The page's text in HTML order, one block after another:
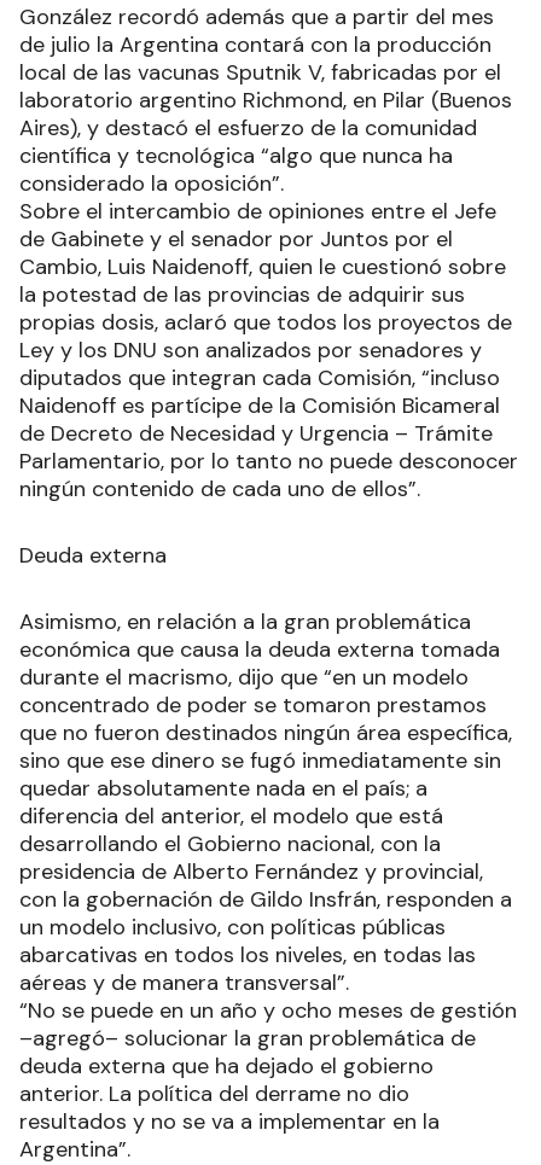
González recordó además que a partir del mes
de julio la Argentina contará con la producción
local de las vacunas Sputnik V, fabricadas por el
laboratorio argentino Richmond, en Pilar (Buenos
Aires), y destacó el esfuerzo de la comunidad
científica y tecnológica “algo que nunca ha
considerado la oposición”.
Sobre el intercambio de opiniones entre el Jefe
de Gabinete y el senador por Juntos por el
Cambio, Luis Naidenoff, quien le cuestionó sobre
la potestad de las provincias de adquirir sus
propias dosis, aclaró que todos los proyectos de
Ley y los DNU son analizados por senadores y
diputados que integran cada Comisión, “incluso
Naidenoff es partícipe de la Comisión Bicameral
de Decreto de Necesidad y Urgencia – Trámite
Parlamentario, por lo tanto no puede desconocer
ningún contenido de cada uno de ellos”.
Deuda externa
Asimismo, en relación a la gran problemática
económica que causa la deuda externa tomada
durante el macrismo, dijo que “en un modelo
concentrado de poder se tomaron prestamos
que no fueron destinados ningún área específica,
sino que ese dinero se fugó inmediatamente sin
quedar absolutamente nada en el país; a
diferencia del anterior, el modelo que está
desarrollando el Gobierno nacional, con la
presidencia de Alberto Fernández y provincial,
con la gobernación de Gildo Insfrán, responden a
un modelo inclusivo, con políticas públicas
abarcativas en todos los niveles, en todas las
aéreas y de manera transversal”.
“No se puede en un año y ocho meses de gestión
–agregó– solucionar la gran problemática de
deuda externa que ha dejado el gobierno
anterior. La política del derrame no dio
resultados y no se va a implementar en la
Argentina”.